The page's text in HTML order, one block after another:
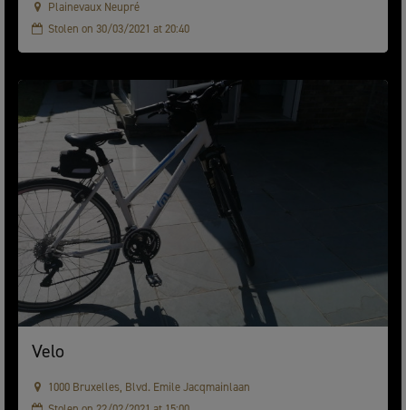
Plainevaux Neupré
Stolen on 30/03/2021 at 20:40
Velo
1000 Bruxelles, Blvd. Emile Jacqmainlaan